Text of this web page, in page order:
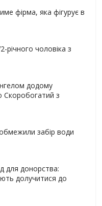
фірма, яка фігурує в
річного чоловіка з
додому
Скоробогатий з
забір води
для донорства:
долучитися до